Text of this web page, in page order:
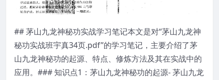
## 茅山九龙神秘功实战学习笔记本文是对“茅山九龙神
秘功实战班宇真34页.pdf”的学习笔记，主要介绍了茅
山九龙神秘功的起源、特点、修炼方法及其在实战中的
应用。### 知识点1：茅山九龙神秘功的起源- 茅山九龙